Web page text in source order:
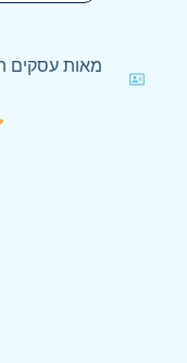
מאות עסקים